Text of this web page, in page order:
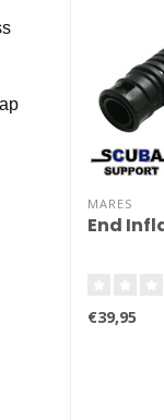
MARES
End
€39,95